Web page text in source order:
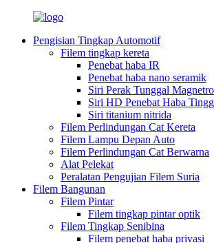
Pengisian Tingkap Automotif
Filem tingkap kereta
Penebat haba IR
Penebat haba nano seramik
Siri Perak Tunggal
Siri HD Penebat Haba
Siri titanium nitrida
Filem Perlindungan Cat Kereta
Filem Lampu Depan Auto
Filem Perlindungan Cat Berwarna
Alat Pelekat
Peralatan Pengujian Filem Suria
Filem Bangunan
Filem Pintar
Filem tingkap pintar optik
Filem Tingkap Senibina
Filem penebat haba privasi